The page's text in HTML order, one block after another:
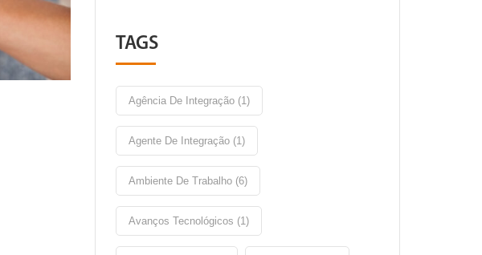
TAGS
Agência De Integração (1)
Agente De Integração (1)
Ambiente De Trabalho (6)
Avanços Tecnológicos (1)